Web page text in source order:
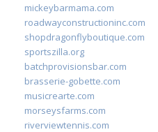
mickeybarmama.com
roadwayconstructioninc.com
shopdragonflyboutique.com
sportszilla.org
batchprovisionsbar.com
brasserie-gobette.com
musicrearte.com
morseysfarms.com
riverviewtennis.com